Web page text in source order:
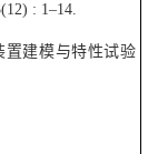
: 1–14.
置建模与特性试验